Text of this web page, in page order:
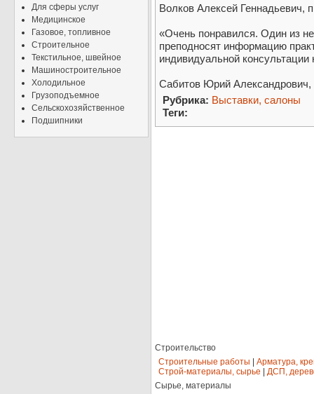
Для сферы услуг
Медицинское
Газовое, топливное
Строительное
Текстильное, швейное
Машиностроительное
Холодильное
Грузоподъемное
Сельскохозяйственное
Подшипники
Волков Алексей
«Очень понравился. Один из
преподносят информацию
индивидуальной
Сабитов Юрий
Рубрика: Выставки, салоны
Теги:
Строительство
Строительные работы
Арматура,
Строй-материалы, сырье
ДСП,
Сырье, материалы